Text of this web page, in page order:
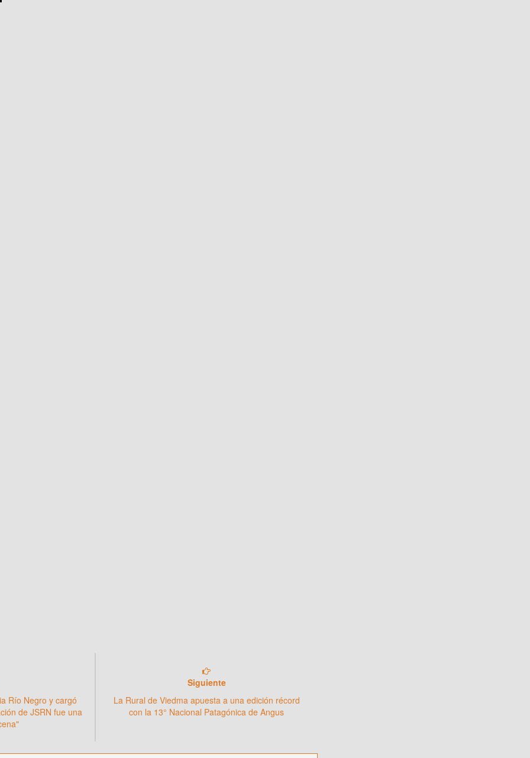
Río Negro y cargó
de JSRN fue una
Siguiente
La Rural de Viedma apuesta a una edición récord
con la 13° Nacional Patagónica de Angus